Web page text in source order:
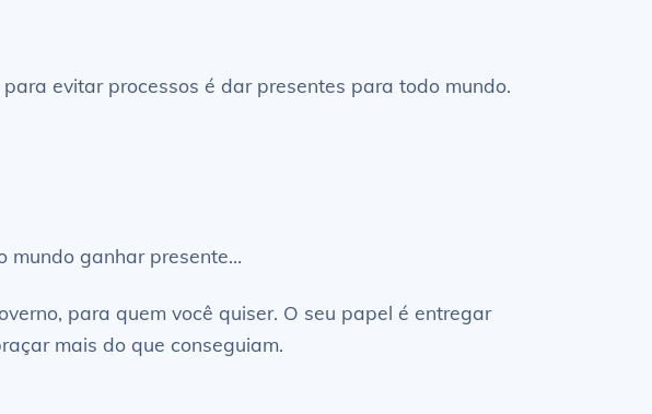
evitar processos é dar presentes para todo mundo.
mundo ganhar presente…
para quem você quiser. O seu papel é entregar
mais do que conseguiam.